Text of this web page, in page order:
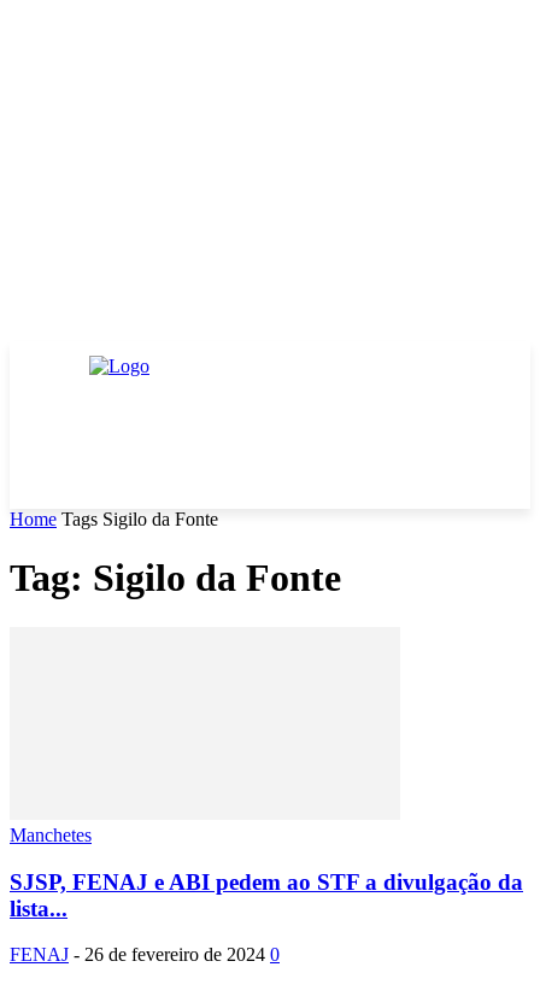
Home Tags Sigilo da Fonte
Tag: Sigilo da Fonte
Manchetes
SJSP, FENAJ e ABI pedem ao STF a divulgação da
lista...
FENAJ - 26 de fevereiro de 2024 0